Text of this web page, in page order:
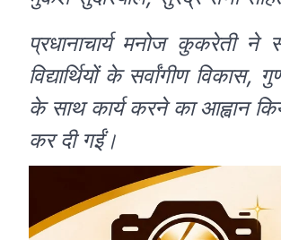
प्रधानाचार्य मनोज कुकरेती
विद्यार्थियों के सर्वांगीण
के साथ कार्य करने का आह्वान
कर दी गईं।